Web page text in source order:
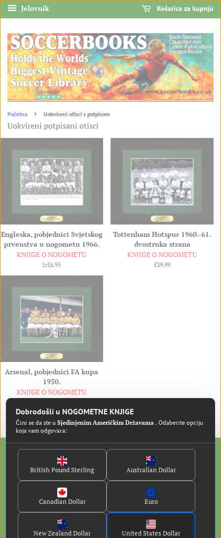
Jelovnik Košarica za kupnju
Početna › Uokvireni otisci s potpisom
Uokvireni potpisani otisci
Engleska, pobjednici Svjetskog
prvenstva u nogometu 1966.
KNJIGE O NOGOMETU
Iz£6.95
Tottenham Hotspur 1960.-61.
dvostruka strana
KNJIGE O NOGOMETU
Redovna
£39.99
Arsenal, pobjednici FA kupa
1950.
KNJIGE O NOGOMETU
cijena
Oko
Informacije o dostavi
Dobrodošli u NOGOMETNE KNJIGE
Čini se da ste u Sjedinjenim Američkim Državama . Odaberite opciju
koja vam odgovara:
British Pound Sterling Australian Dollar
Canadian Dollar Euro
New Zealand Dollar United States Dollar